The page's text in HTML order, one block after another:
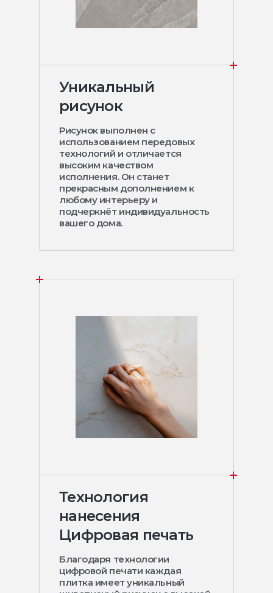
Уникальный
рисунок
Рисунок выполнен с
использованием передовых
технологий и отличается
высоким качеством
исполнения. Он станет
прекрасным дополнением к
любому интерьеру и
подчеркнёт индивидуальность
вашего дома.
Технология
нанесения
Цифровая печать
Благодаря технологии
цифровой печати каждая
плитка имеет уникальный